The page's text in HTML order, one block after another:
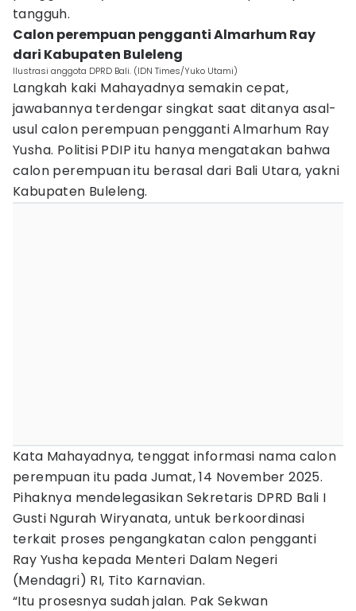
tangguh.
Calon perempuan pengganti Almarhum Ray
dari Kabupaten Buleleng
Ilustrasi anggota DPRD Bali. (IDN Times/Yuko Utami)
Langkah kaki Mahayadnya semakin cepat,
jawabannya terdengar singkat saat ditanya asal-
usul calon perempuan pengganti Almarhum Ray
Yusha. Politisi PDIP itu hanya mengatakan bahwa
calon perempuan itu berasal dari Bali Utara, yakni
Kabupaten Buleleng.
Kata Mahayadnya, tenggat informasi nama calon
perempuan itu pada Jumat, 14 November 2025.
Pihaknya mendelegasikan Sekretaris DPRD Bali I
Gusti Ngurah Wiryanata, untuk berkoordinasi
terkait proses pengangkatan calon pengganti
Ray Yusha kepada Menteri Dalam Negeri
(Mendagri) RI, Tito Karnavian.
“Itu prosesnya sudah jalan. Pak Sekwan